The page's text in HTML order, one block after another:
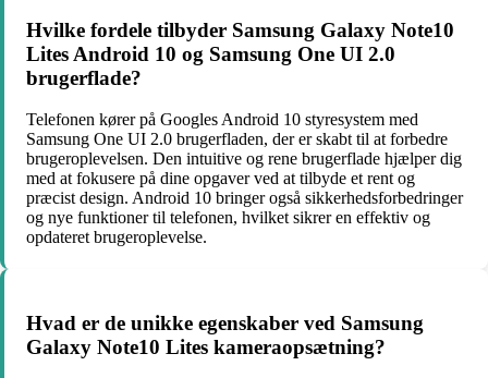
Hvilke fordele tilbyder Samsung Galaxy Note10
Lites Android 10 og Samsung One UI 2.0
brugerflade?
Telefonen kører på Googles Android 10 styresystem med
Samsung One UI 2.0 brugerfladen, der er skabt til at forbedre
brugeroplevelsen. Den intuitive og rene brugerflade hjælper dig
med at fokusere på dine opgaver ved at tilbyde et rent og
præcist design. Android 10 bringer også sikkerhedsforbedringer
og nye funktioner til telefonen, hvilket sikrer en effektiv og
opdateret brugeroplevelse.
Hvad er de unikke egenskaber ved Samsung
Galaxy Note10 Lites kameraopsætning?